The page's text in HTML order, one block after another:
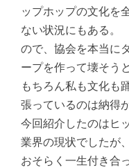
ップホップの文化を
ない状況にもある。
ので、協会を本当に
ープを作って壊そう
もちろん私も文化も
張っているのは納得
今回紹介したのはヒ
業界の現状でしたが
おそらく一生付き合